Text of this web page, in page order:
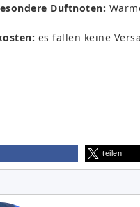
Duftnoten:
es fallen keine
teilen